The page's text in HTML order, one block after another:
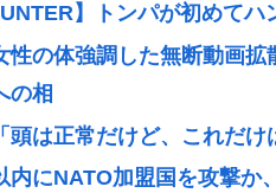
】トンパが初めて
性の体強調した無断動画
の相
頭は正常だけど、これだ
内にNATO加盟国を攻撃